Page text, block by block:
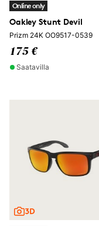
Online only
Oakley Stunt Devil
Prizm 24K OO9517-0539
175 €
Saatavilla